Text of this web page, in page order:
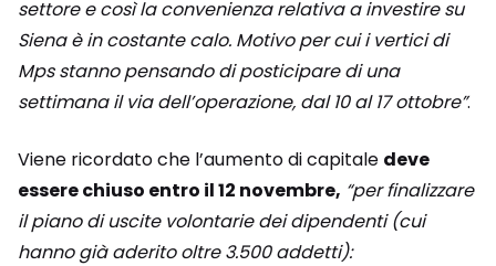
settore e così la convenienza relativa a investire su
Siena è in costante calo. Motivo per cui i vertici di
Mps stanno pensando di posticipare di una
settimana il via dell’operazione, dal 10 al 17 ottobre”.
Viene ricordato che l’aumento di capitale deve
essere chiuso entro il 12 novembre, “per finalizzare
il piano di uscite volontarie dei dipendenti (cui
hanno già aderito oltre 3.500 addetti):